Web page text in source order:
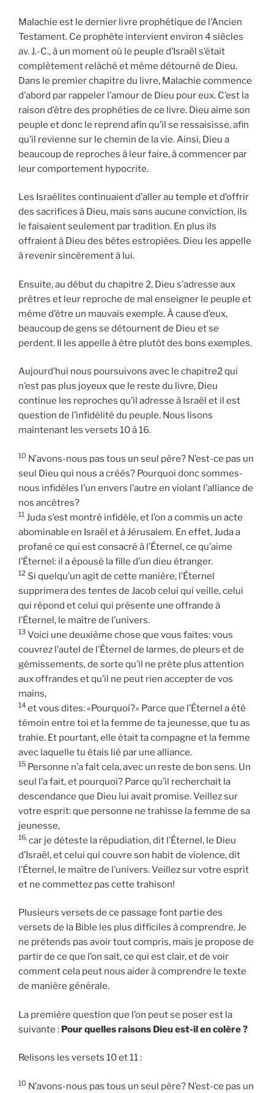
Malachie est le dernier livre prophétique de l’Ancien
Testament. Ce prophète intervient environ 4 siècles
av. J.-C., à un moment où le peuple d’Israël s’était
complètement relâché et même détourné de Dieu.
Dans le premier chapitre du livre, Malachie commence
d’abord par rappeler l’amour de Dieu pour eux. C’est la
raison d’être des prophéties de ce livre. Dieu aime son
peuple et donc le reprend afin qu’il se ressaisisse, afin
qu’il revienne sur le chemin de la vie. Ainsi, Dieu a
beaucoup de reproches à leur faire, à commencer par
leur comportement hypocrite.
Les Israélites continuaient d’aller au temple et d’offrir
des sacrifices à Dieu, mais sans aucune conviction, ils
le faisaient seulement par tradition. En plus ils
offraient à Dieu des bêtes estropiées. Dieu les appelle
à revenir sincèrement à lui.
Ensuite, au début du chapitre 2, Dieu s’adresse aux
prêtres et leur reproche de mal enseigner le peuple et
même d’être un mauvais exemple. À cause d’eux,
beaucoup de gens se détournent de Dieu et se
perdent. Il les appelle à être plutôt des bons exemples.
Aujourd’hui nous poursuivons avec le chapitre2 qui
n’est pas plus joyeux que le reste du livre, Dieu
continue les reproches qu’il adresse à Israël et il est
question de l’infidélité du peuple. Nous lisons
maintenant les versets 10 à 16.
10 N’avons-nous pas tous un seul père? N’est-ce pas un
seul Dieu qui nous a créés? Pourquoi donc sommes-
nous infidèles l’un envers l’autre en violant l’alliance de
nos ancêtres?
11 Juda s’est montré infidèle, et l’on a commis un acte
abominable en Israël et à Jérusalem. En effet, Juda a
profané ce qui est consacré à l’Éternel, ce qu’aime
l’Éternel: il a épousé la fille d’un dieu étranger.
12 Si quelqu’un agit de cette manière, l’Éternel
supprimera des tentes de Jacob celui qui veille, celui
qui répond et celui qui présente une offrande à
l’Éternel, le maître de l’univers.
13 Voici une deuxième chose que vous faites: vous
couvrez l’autel de l’Éternel de larmes, de pleurs et de
gémissements, de sorte qu’il ne prête plus attention
aux offrandes et qu’il ne peut rien accepter de vos
mains,
14 et vous dites: «Pourquoi?» Parce que l’Éternel a été
témoin entre toi et la femme de ta jeunesse, que tu as
trahie. Et pourtant, elle était ta compagne et la femme
avec laquelle tu étais lié par une alliance.
15 Personne n’a fait cela, avec un reste de bon sens. Un
seul l’a fait, et pourquoi? Parce qu’il recherchait la
descendance que Dieu lui avait promise. Veillez sur
votre esprit: que personne ne trahisse la femme de sa
jeunesse,
16, car je déteste la répudiation, dit l’Éternel, le Dieu
d’Israël, et celui qui couvre son habit de violence, dit
l’Éternel, le maître de l’univers. Veillez sur votre esprit
et ne commettez pas cette trahison!
Plusieurs versets de ce passage font partie des
versets de la Bible les plus difficiles à comprendre. Je
ne prétends pas avoir tout compris, mais je propose de
partir de ce que l’on sait, ce qui est clair, et de voir
comment cela peut nous aider à comprendre le texte
de manière générale.
La première question que l’on peut se poser est la
suivante : Pour quelles raisons Dieu est-il en colère ?
Relisons les versets 10 et 11 :
10 N’avons-nous pas tous un seul père? N’est-ce pas un